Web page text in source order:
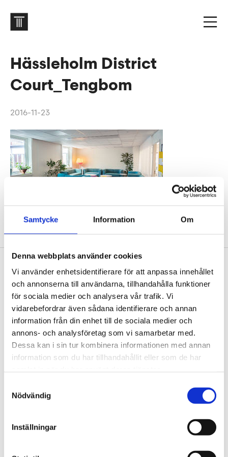
Samtycke Information Om
Denna webbplats använder cookies
Vi använder enhetsidentifierare för att anpassa innehållet
och annonserna till användarna, tillhandahålla funktioner
för sociala medier och analysera vår trafik. Vi
vidarebefordrar även sådana identifierare och annan
information från din enhet till de sociala medier och
annons- och analysföretag som vi samarbetar med.
Dessa kan i sin tur kombinera informationen med annan
information som du har tillhandahållit eller som de har
Nödvändig
Inställningar
Hässleholm District
Court_Tengbom
2016-11-23
Footer
Contact us
Welcome to Tengbom! Whatever your question or
enquiry, we look forward to hearing from you.
We are Tengbom
We create sustainable and beautiful architecture
that strenghtens our clients as well as our society.
We are always looking for more people who want to
help us make the world a better place.